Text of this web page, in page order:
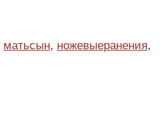
матьсын, ножевыеранения,